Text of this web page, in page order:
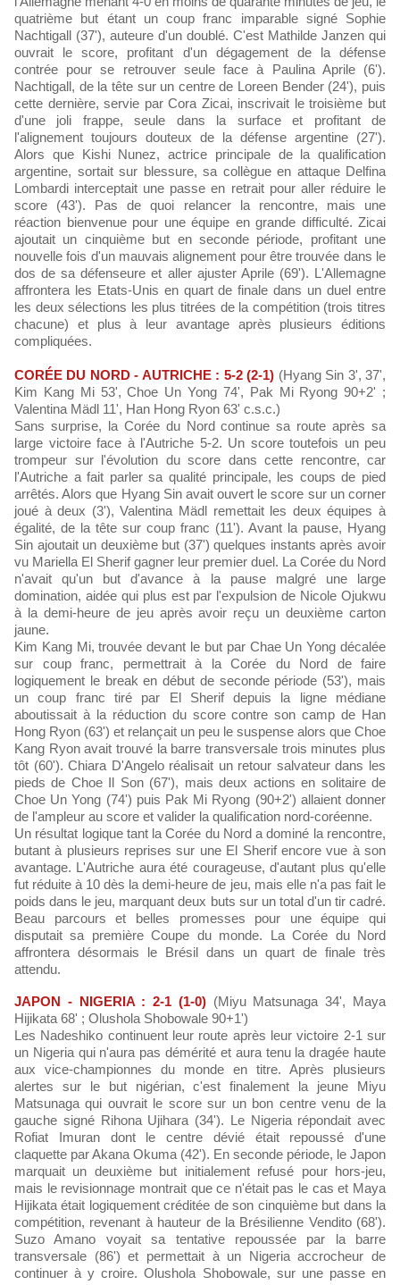
quatrième but étant un coup franc imparable signé Sophie
Nachtigall (37'), auteure d'un doublé. C'est Mathilde Janzen qui
ouvrait le score, profitant d'un dégagement de la défense
contrée pour se retrouver seule face à Paulina Aprile (6').
Nachtigall, de la tête sur un centre de Loreen Bender (24'), puis
cette dernière, servie par Cora Zicai, inscrivait le troisième but
d'une joli frappe, seule dans la surface et profitant de
l'alignement toujours douteux de la défense argentine (27').
Alors que Kishi Nunez, actrice principale de la qualification
argentine, sortait sur blessure, sa collègue en attaque Delfina
Lombardi interceptait une passe en retrait pour aller réduire le
score (43'). Pas de quoi relancer la rencontre, mais une
réaction bienvenue pour une équipe en grande difficulté. Zicai
ajoutait un cinquième but en seconde période, profitant une
nouvelle fois d'un mauvais alignement pour être trouvée dans le
dos de sa défenseure et aller ajuster Aprile (69'). L'Allemagne
affrontera les Etats-Unis en quart de finale dans un duel entre
les deux sélections les plus titrées de la compétition (trois titres
chacune) et plus à leur avantage après plusieurs éditions
compliquées.
CORÉE DU NORD - AUTRICHE : 5-2 (2-1) (Hyang Sin 3', 37',
Kim Kang Mi 53', Choe Un Yong 74', Pak Mi Ryong 90+2' ;
Valentina Mädl 11', Han Hong Ryon 63' c.s.c.)
Sans surprise, la Corée du Nord continue sa route après sa
large victoire face à l'Autriche 5-2. Un score toutefois un peu
trompeur sur l'évolution du score dans cette rencontre, car
l'Autriche a fait parler sa qualité principale, les coups de pied
arrêtés. Alors que Hyang Sin avait ouvert le score sur un corner
joué à deux (3'), Valentina Mädl remettait les deux équipes à
égalité, de la tête sur coup franc (11'). Avant la pause, Hyang
Sin ajoutait un deuxième but (37') quelques instants après avoir
vu Mariella El Sherif gagner leur premier duel. La Corée du Nord
n'avait qu'un but d'avance à la pause malgré une large
domination, aidée qui plus est par l'expulsion de Nicole Ojukwu
à la demi-heure de jeu après avoir reçu un deuxième carton
jaune.
Kim Kang Mi, trouvée devant le but par Chae Un Yong décalée
sur coup franc, permettrait à la Corée du Nord de faire
logiquement le break en début de seconde période (53'), mais
un coup franc tiré par El Sherif depuis la ligne médiane
aboutissait à la réduction du score contre son camp de Han
Hong Ryon (63') et relançait un peu le suspense alors que Choe
Kang Ryon avait trouvé la barre transversale trois minutes plus
tôt (60'). Chiara D'Angelo réalisait un retour salvateur dans les
pieds de Choe Il Son (67'), mais deux actions en solitaire de
Choe Un Yong (74') puis Pak Mi Ryong (90+2') allaient donner
de l'ampleur au score et valider la qualification nord-coréenne.
Un résultat logique tant la Corée du Nord a dominé la rencontre,
butant à plusieurs reprises sur une El Sherif encore vue à son
avantage. L'Autriche aura été courageuse, d'autant plus qu'elle
fut réduite à 10 dès la demi-heure de jeu, mais elle n'a pas fait le
poids dans le jeu, marquant deux buts sur un total d'un tir cadré.
Beau parcours et belles promesses pour une équipe qui
disputait sa première Coupe du monde. La Corée du Nord
affrontera désormais le Brésil dans un quart de finale très
attendu.
JAPON - NIGERIA : 2-1 (1-0)(Miyu Matsunaga 34', Maya
Hijikata 68' ; Olushola Shobowale 90+1')
Les Nadeshiko continuent leur route après leur victoire 2-1 sur
un Nigeria qui n'aura pas démérité et aura tenu la dragée haute
aux vice-championnes du monde en titre. Après plusieurs
alertes sur le but nigérian, c'est finalement la jeune Miyu
Matsunaga qui ouvrait le score sur un bon centre venu de la
gauche signé Rihona Ujihara (34'). Le Nigeria répondait avec
Rofiat Imuran dont le centre dévié était repoussé d'une
claquette par Akana Okuma (42'). En seconde période, le Japon
marquait un deuxième but initialement refusé pour hors-jeu,
mais le revisionnage montrait que ce n'était pas le cas et Maya
Hijikata était logiquement créditée de son cinquième but dans la
compétition, revenant à hauteur de la Brésilienne Vendito (68').
Suzo Amano voyait sa tentative repoussée par la barre
transversale (86') et permettait à un Nigeria accrocheur de
continuer à y croire. Olushola Shobowale, sur une passe en